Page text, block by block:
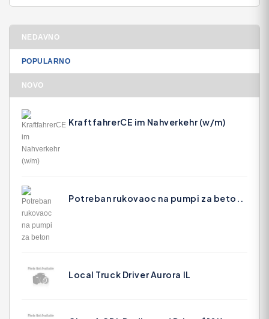
NEDAVNO
POPULARNO
NOVO
KraftfahrerCE im Nahverkehr (w/m)
Potreban rukovaoc na pumpi za beto..
Local Truck Driver Aurora IL